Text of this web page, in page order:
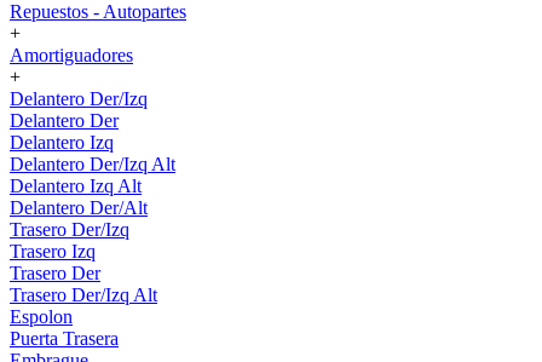
Repuestos - Autopartes
+
Amortiguadores
+
Delantero Der/Izq
Delantero Der
Delantero Izq
Delantero Der/Izq Alt
Delantero Izq Alt
Delantero Der/Alt
Trasero Der/Izq
Trasero Izq
Trasero Der
Trasero Der/Izq Alt
Espolon
Puerta Trasera